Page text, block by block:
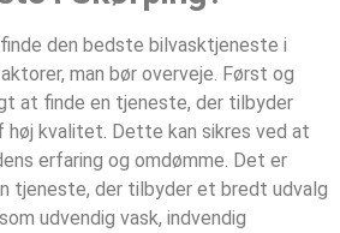
den bedste bilvasktjeneste i
man bør overveje. Først og
at finde en tjeneste, der tilbyder
høj kvalitet. Dette kan sikres ved at
erfaring og omdømme. Det er
tjeneste, der tilbyder et bredt udvalg
udvendig vask, indvendig